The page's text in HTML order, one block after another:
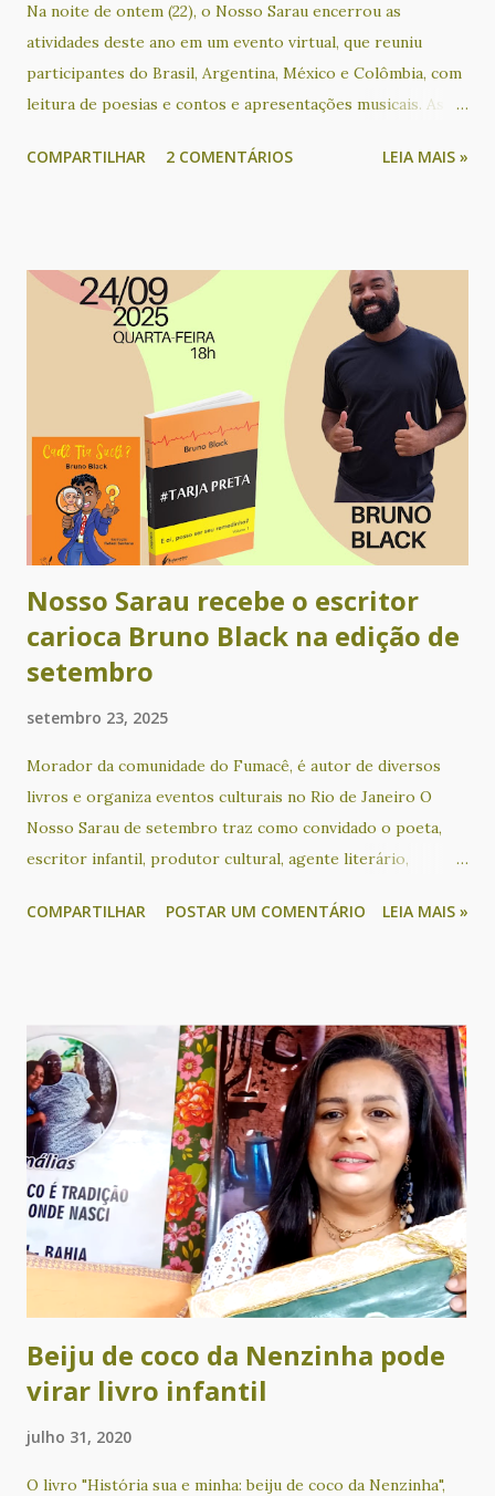
Na noite de ontem (22), o Nosso Sarau encerrou as
atividades deste ano em um evento virtual, que reuniu
participantes do Brasil, Argentina, México e Colômbia, com
leitura de poesias e contos e apresentações musicais. As
desde que o evento passou a ser realizado em formato on-
Maschio, Cacau Novaes, Catarina Labouré, Cecilia Peixoto,
Cecilia Rogers, Claudia Alejandra Auriol, Cris Ávila, Cristina
Leilane Fernandes, Dilma de Andrade, Faba, Gabriela Ladrón
de Guevara, Graciela Romero, Jooselene Neggra Black,
Jorge Alfredo Castillo Moreno, Lican Javier M., Ligia
Helena Carvalho, Manuela Barreto, Mariana Valle, Mariney
Klecz, Martín Nigromante, Nhyin - o Gnomo do Arco-íris,
Priscila Moreira, Rebeca Carvalho, Regina Alves, Rita
Queiroz­, Rosania Alves, Sérgio Augusto Fer...
COMPARTILHAR 2 COMENTÁRIOS LEIA MAIS »
Nosso Sarau recebe o escritor
carioca Bruno Black na edição de
setembro
setembro 23, 2025
Morador da comunidade do Fumacê, é autor de diversos
livros e organiza eventos culturais no Rio de Janeiro O
Nosso Sarau de setembro traz como convidado o poeta,
escritor infantil, produtor cultural, agente literário,
Bruno Black, que acontece no dia 24, das 18h às 21h30, no
autógrafos de duas de suas obras: Tarja Preta (poesia) e
Cadê Tia Suely? (infantil). O evento ainda tem recital de
poesia com Alvorecer Santos, Ametista Nunes, Cacau
Novaes, Glória Terra, Lícia Souza, Lucas de Matos, Pareta
Calderasch, Rita Pinheiro, Rosana Paulo e Valdeck Almeida
de Jesus. Além disso, a noite será animada com
apresentações musicais de Chá Rize e Sílvio Correia. Com
produção e curadoria de Cacau Novaes e coordenação
artística de Alvorecer Santos, o Nosso Sarau é um evento
gratui...
COMPARTILHAR POSTAR UM COMENTÁRIO LEIA MAIS »
Beiju de coco da Nenzinha pode
virar livro infantil
julho 31, 2020
O livro "História sua e minha: beiju de coco da Nenzinha",